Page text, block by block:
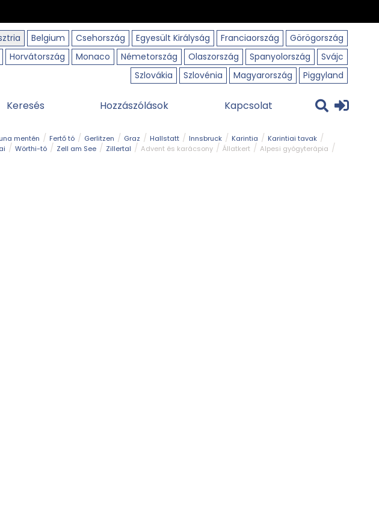
Belgium Csehország Egyesült Királyság Franciaország
Görögország
Horvátország Monaco Németország Olaszország Spanyolország
Svájc
Szlovákia
Szlovénia Magyarország Piggyland
Keresés Hozzászólások Kapcsolat
mentén Fertő tó Gerlitzen Graz Hallstatt Innsbruck Karintia
Karintiai tavak
Wörthi-tó Zell am See Zillertal Advent és karácsony Állatkert
Alpesi gyógyterápia